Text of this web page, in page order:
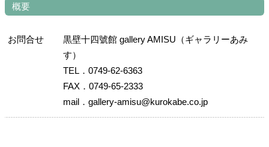
概要
お問合せ
黒壁十四號館 gallery AMISU（ギャラリーあみ
す）
TEL．0749-62-6363
FAX．0749-65-2333
mail．gallery-amisu@kurokabe.co.jp